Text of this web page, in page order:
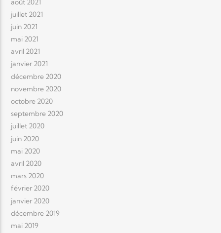
juillet 2021
juin 2021
mai 2021
avril 2021
janvier 2021
décembre 2020
novembre 2020
octobre 2020
septembre 2020
juillet 2020
juin 2020
mai 2020
avril 2020
mars 2020
février 2020
janvier 2020
décembre 2019
mai 2019